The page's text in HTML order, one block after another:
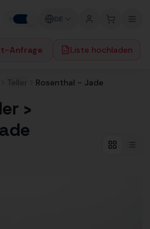
DE
Anfrage Liste hochladen
Teller Rosenthal - Jade
›